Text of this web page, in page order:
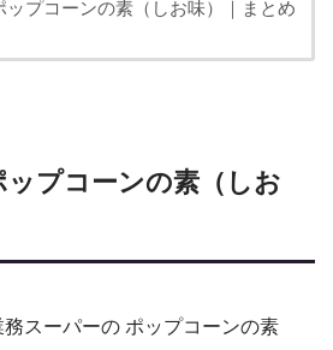
ップコーンの素（しお味）｜まとめ
プコーンの素（しお
スーパーの ポップコーンの素